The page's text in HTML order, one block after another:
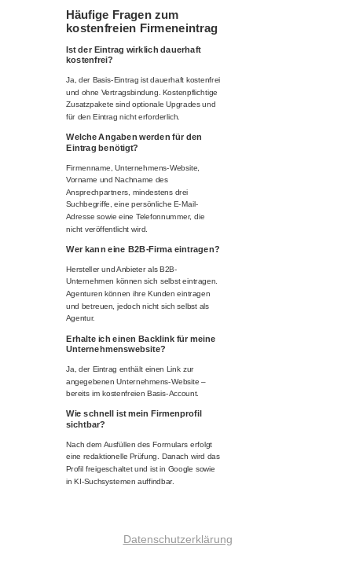
Datenschutzerklärung
Häufige Fragen zum
kostenfreien Firmeneintrag
Ist der Eintrag wirklich dauerhaft
kostenfrei?
Ja, der Basis-Eintrag ist dauerhaft kostenfrei
und ohne Vertragsbindung. Kostenpflichtige
Zusatzpakete sind optionale Upgrades und
für den Eintrag nicht erforderlich.
Welche Angaben werden für den
Eintrag benötigt?
Firmenname, Unternehmens-Website,
Vorname und Nachname des
Ansprechpartners, mindestens drei
Suchbegriffe, eine persönliche E-Mail-
Adresse sowie eine Telefonnummer, die
nicht veröffentlicht wird.
Wer kann eine B2B-Firma eintragen?
Hersteller und Anbieter als B2B-
Unternehmen können sich selbst eintragen.
Agenturen können ihre Kunden eintragen
und betreuen, jedoch nicht sich selbst als
Agentur.
Erhalte ich einen Backlink für meine
Unternehmenswebsite?
Ja, der Eintrag enthält einen Link zur
angegebenen Unternehmens-Website –
bereits im kostenfreien Basis-Account.
Wie schnell ist mein Firmenprofil
sichtbar?
Nach dem Ausfüllen des Formulars erfolgt
eine redaktionelle Prüfung. Danach wird das
Profil freigeschaltet und ist in Google sowie
in KI-Suchsystemen auffindbar.